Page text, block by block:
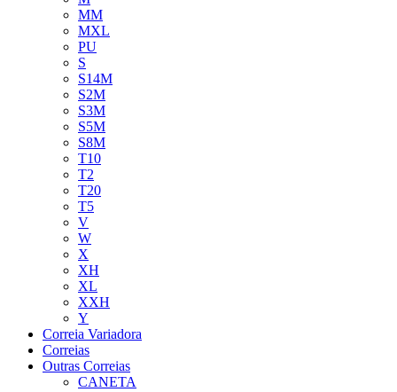
MM
MXL
PU
S
S14M
S2M
S3M
S5M
S8M
T10
T2
T20
T5
V
W
X
XH
XL
XXH
Y
Correia Variadora
Correias
Outras Correias
CANETA